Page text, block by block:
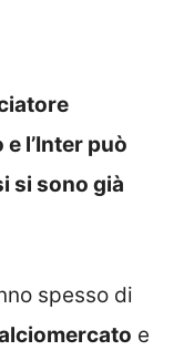
l’Inter può
si sono già
spesso di
e